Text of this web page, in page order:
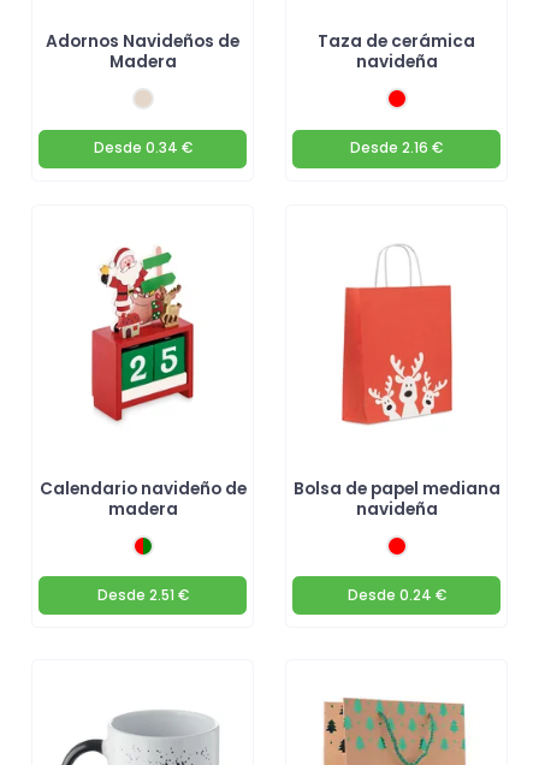
Adornos Navideños de
Madera
Desde 0.34 €
Taza de cerámica
navideña
Desde 2.16 €
Calendario navideño de
madera
Desde 2.51 €
Bolsa de papel mediana
navideña
Desde 0.24 €